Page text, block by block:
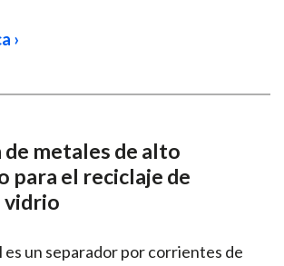
›
metales de alto
para el reciclaje de
vidrio
es un separador por corrientes de